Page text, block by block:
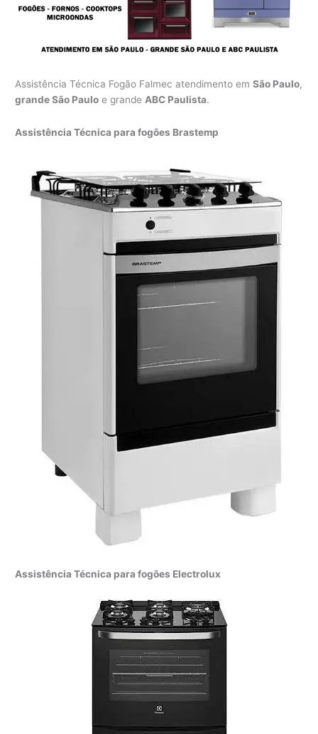
Assistência Técnica Fogão Falmec atendimento emSão Paulo,
grande São Paulo e grandeABC Paulista.
Assistência Técnica para fogões Brastemp
Assistência Técnica para fogões Electrolux